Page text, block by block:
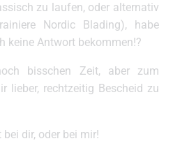
zu laufen, oder alternativ
Nordic Blading), habe
keine Antwort bekommen!?
bisschen Zeit, aber zum
lieber, rechtzeitig Bescheid zu
dir, oder bei mir!